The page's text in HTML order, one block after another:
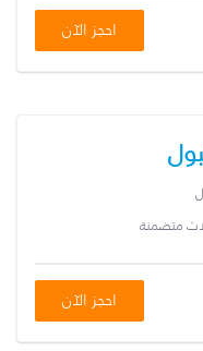
احجز الآن
متضمنة
احجز الآن